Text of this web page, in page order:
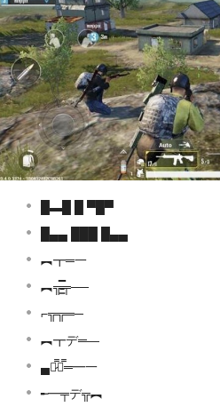
█▬█ █ ▀█▀
█▄▄ ███ █▄▄
︻┳═一
︻╦̵̵͇̿̿̿̿╤──
⌐╦╦═─
︻┳デ═—
▄︻̷̿┻̿═━一
╾━╤デ╦︻